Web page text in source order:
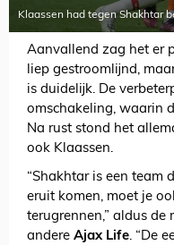
Klaassen had tegen Shakhtar
Aanvallend zag het er
liep gestroomlijnd,
is duidelijk. De
omschakeling, waarin
Na rust stond het
ook Klaassen.
“Shakhtar is een team
eruit komen, moet je
terugrennen,” aldus de
andere Ajax Life. “De